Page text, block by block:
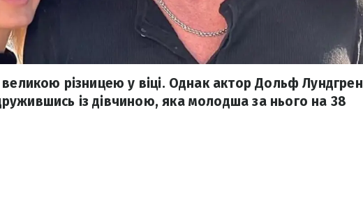
різницею у віці. Однак актор Дольф Лундгрен
із дівчиною, яка молодша за нього на 38